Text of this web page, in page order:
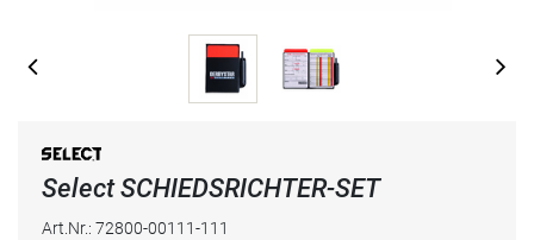
Select SCHIEDSRICHTER-SET
Art.Nr.: 72800-00111-111